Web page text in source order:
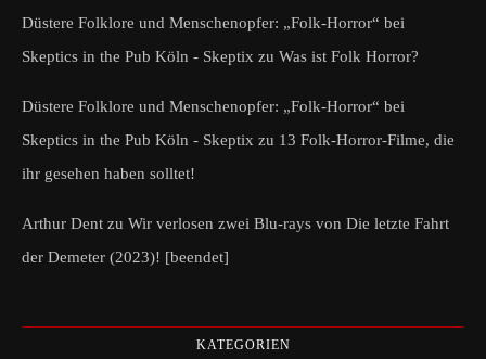
Düstere Folklore und Menschenopfer: „Folk-Horror“ bei
Skeptics in the Pub Köln - Skeptix zu Was ist Folk Horror?
Düstere Folklore und Menschenopfer: „Folk-Horror“ bei
Skeptics in the Pub Köln - Skeptix zu 13 Folk-Horror-Filme, die
ihr gesehen haben solltet!
Arthur Dent zu Wir verlosen zwei Blu-rays von Die letzte Fahrt
der Demeter (2023)! [beendet]
KATEGORIEN